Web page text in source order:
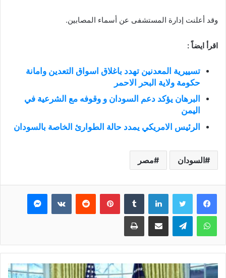
وقد أعلنت إدارة المستشفى عن أسماء المصابين.
اقرأ ايضاً :
تسييرية المعدنين تهدد باغلاق اسواق التعدين وامانة
حكومة ولاية البحر الاحمر
البرهان يؤكد دعم السودان و وقوفه مع الشرعية في
اليمن
الرئيس الامريكي يمدد حالة الطوارئ الخاصة بالسودان
السودان مصر
فيسبوك تويتر لينكدإن بينتيريست ماسنجر
واتساب تيلقرام مشاركة عبر البريد طباعة